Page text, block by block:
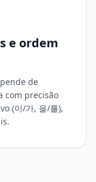
e ordem
de
com precisão
(이/가, 을/를),